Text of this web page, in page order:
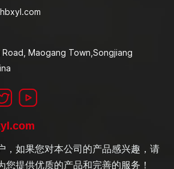
Maogang Town,Songjiang
，如果您对本公司的产品感兴趣，请
您提供优质的产品和完善的服务！